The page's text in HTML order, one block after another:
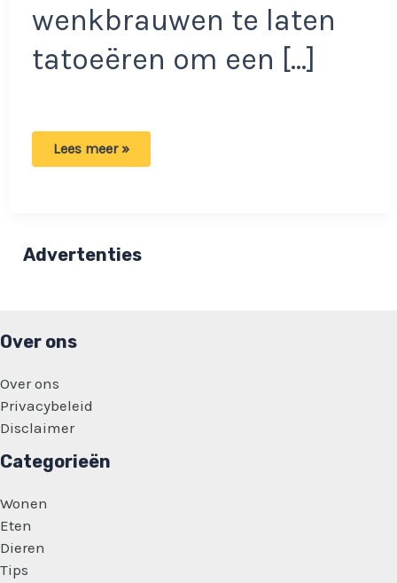
wenkbrauwen te laten
tatoeëren om een […]
Vrouw
afschuwelijk
Lees meer »
Advertenties
Over ons
Over ons
Privacybeleid
Disclaimer
Categorieën
Wonen
Eten
Dieren
Tips